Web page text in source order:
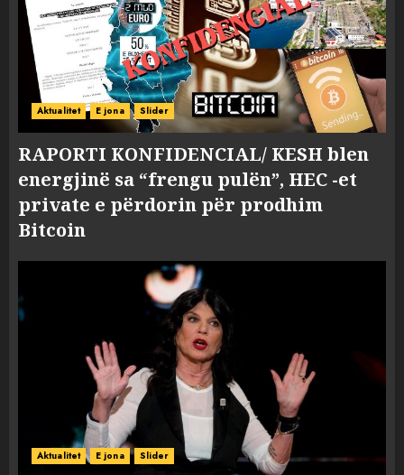
Aktualitet E jona Slider
RAPORTI KONFIDENCIAL/ KESH blen
energjinë sa “frengu pulën”, HEC -et
private e përdorin për prodhim
Bitcoin
Aktualitet E jona Slider